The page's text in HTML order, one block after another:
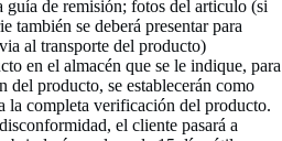
guía de remisión; fotos del articulo (si
también se deberá presentar para
al transporte del producto)
en el almacén que se le indique, para
del producto, se establecerán como
la completa verificación del producto.
el cliente pasará a